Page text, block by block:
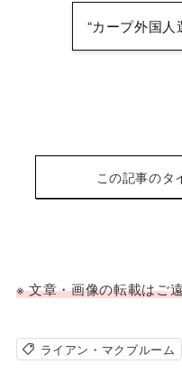
“カープ外国
この記事のタ
※ 文章・画像の転載はご
ライアン・マクブルーム